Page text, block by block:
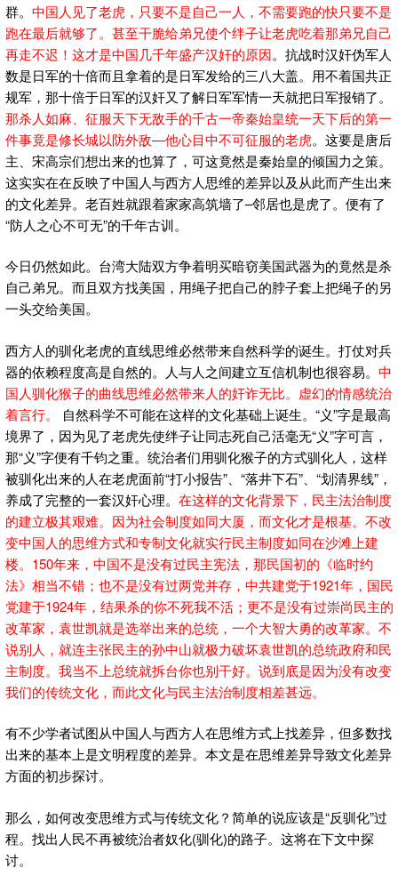
群。 中国人见了老虎，只要不是自己一人，不需要跑的快只要不是
跑在最后就够了。甚至干脆给弟兄使个绊子让老虎吃着那弟兄自己
再走不迟！这才是中国几千年盛产汉奸的原因。抗战时汉奸伪军人
数是日军的十倍而且拿着的是日军发给的三八大盖。用不着国共正
规军，那十倍于日军的汉奸又了解日军军情一天就把日军报销了。
那杀人如麻、征服天下无敌手的千古一帝秦始皇统一天下后的第一
件事竟是修长城以防外敌—他心目中不可征服的老虎。这要是唐后
主、宋高宗们想出来的也算了，可这竟然是秦始皇的倾国力之策。
这实实在在反映了中国人与西方人思维的差异以及从此而产生出来
的文化差异。老百姓就跟着家家高筑墙了–邻居也是虎了。便有了
“防人之心不可无”的千年古训。
今日仍然如此。台湾大陆双方争着明买暗窃美国武器为的竟然是杀
自己弟兄。而且双方找美国，用绳子把自己的脖子套上把绳子的另
一头交给美国。
西方人的驯化老虎的直线思维必然带来自然科学的诞生。打仗对兵
器的依赖程度高是自然的。人与人之间建立互信机制也很容易。 中
国人驯化猴子的曲线思维必然带来人的奸诈无比。虚幻的情感统治
着言行。
自然科学不可能在这样的文化基础上诞生。“义”字是最高
境界了，因为见了老虎先使绊子让同志死自己活毫无“义”字可言，
那“义”字便有千钧之重。统治者们用驯化猴子的方式驯化人，这样
被驯化出来的人在老虎面前“打小报告”、“落井下石”、“划清界线”，
养成了完整的一套汉奸心理。 在这样的文化背景下，民主法治制度
的建立极其艰难。因为社会制度如同大厦，而文化才是根基。不改
变中国人的思维方式和专制文化就实行民主制度如同在沙滩上建
楼。150年来，中国不是没有过民主宪法，那民国初的《临时约
法》相当不错；也不是没有过两党并存，中共建党于1921年，国民
党建于1924年，结果杀的你不死我不活；更不是没有过崇尚民主的
改革家，袁世凯就是选举出来的总统，一个大智大勇的改革家。不
说别人，就连主张民主的孙中山就极力破坏袁世凯的总统政府和民
主制度。我当不上总统就拆台你也别干好。说到底是因为没有改变
我们的传统文化，而此文化与民主法治制度相差甚远。
有不少学者试图从中国人与西方人在思维方式上找差异，但多数找
出来的基本上是文明程度的差异。本文是在思维差异导致文化差异
方面的初步探讨。
那么，如何改变思维方式与传统文化？简单的说应该是“反驯化”过
程。找出人民不再被统治者奴化(驯化)的路子。这将在下文中探
讨。